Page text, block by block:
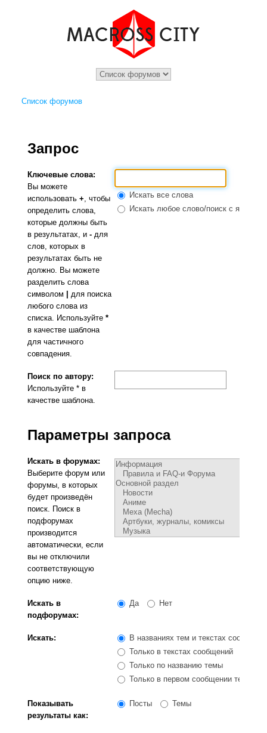
Список форумов
Запрос
Ключевые слова:
Вы можете
использовать+, чтобы
определить слова,
которые должны быть
в результатах, и- для
слов, которых в
результатах быть не
должно. Вы можете
разделить слова
символом
для поиска
любого слова из
списка. Используйте*
в качестве шаблона
для частичного
совпадения.
Искать все слова
Искать любое слово/поиск с языком
Поиск по автору:
Используйте * в
качестве шаблона.
Параметры запроса
Искать в форумах:
Выберите форум или
форумы, в которых
будет произведён
поиск. Поиск в
подфорумах
производится
автоматически, если
вы не отключили
соответствующую
опцию ниже.
Искать в
подфорумах:
Да Нет
Искать:
В названиях тем и текстах
Только в текстах сообщений
Только по названию темы
Только в первом сообщении темы
Показывать
результаты как:
Посты Темы